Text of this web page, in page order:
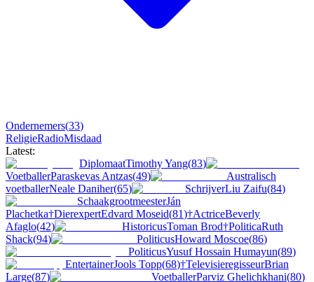
Ondernemers(33)
ReligieRadioMisdaad
Latest:
DiplomaatTimothy Yang(83)
VoetballerParaskevas Antzas(49)
Australisch
voetballerNeale Daniher(65) SchrijverLiu Zaifu(84)
SchaakgrootmeesterJán
Plachetka†DierexpertEdvard Moseid(81)†ActriceBeverly
Afaglo(42) HistoricusToman Brod†PoliticaRuth
Shack(94) PoliticusHoward Moscoe(86)
PoliticusYusuf Hossain Humayun(89)
EntertainerJools Topp(68)†TelevisieregisseurBrian
Large(87) VoetballerParviz Ghelichkhani(80)